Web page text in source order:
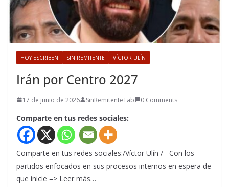
HOY ESCRIBEN SIN REMITENTE VÍCTOR ULÍN
Irán por Centro 2027
17 de junio de 2026 SinRemitenteTab 0 Comments
Comparte en tus redes sociales:
Comparte en tus redes sociales:/Víctor Ulín / Con los
partidos enfocados en sus procesos internos en espera de
que inicie => Leer más…